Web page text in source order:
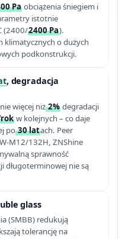
Pa obciążenia śniegiem i
istotnie
(2400/2400 Pa).
klimatycznych o dużych
podkonstrukcji.
, degradacja
więcej niż2% degradacji
w kolejnych – co daje
po30 latach. Peer
M12/132H, ZNShine
sprawność
długoterminowej nie są
glass
(SMBB) redukują
tolerancję na